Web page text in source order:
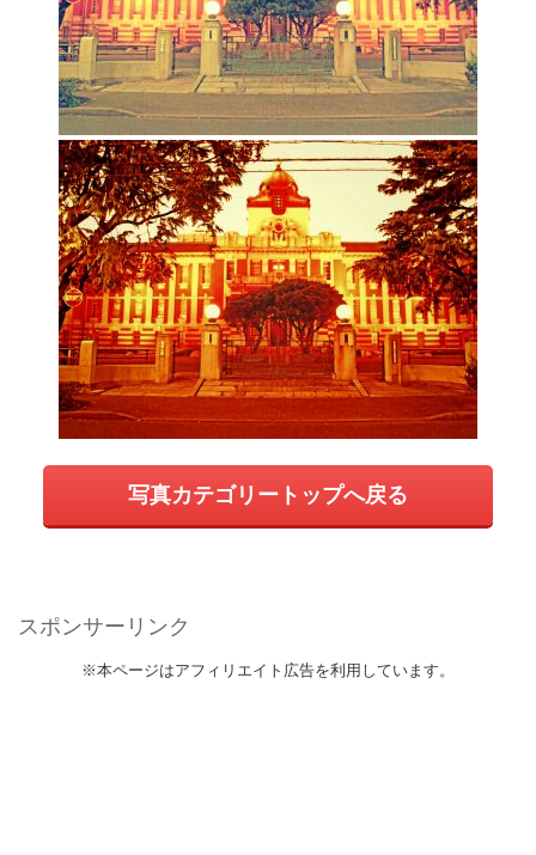
写真カテゴリートップへ戻る
スポンサーリンク
※本ページはアフィリエイト広告を利用しています。